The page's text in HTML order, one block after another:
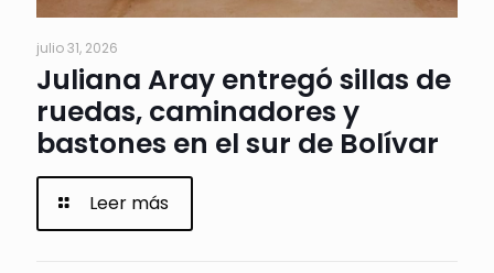
julio 31, 2026
Juliana Aray entregó sillas de
ruedas, caminadores y
bastones en el sur de Bolívar
Leer más